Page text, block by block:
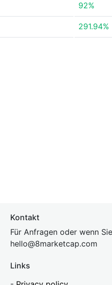
92%
291.94%
Kontakt
Für Anfragen oder wenn
hello@8marketcap.com
Links